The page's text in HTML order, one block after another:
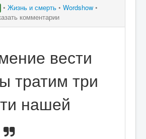
цитаты
• Жизнь и смерть • Wordshow •
комментарии
вести
тратим три
нашей